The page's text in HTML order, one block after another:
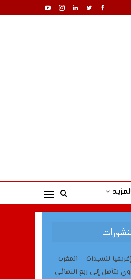
للسيدات – المغرب
مالاوي يتأهل إلى ربع النهائي